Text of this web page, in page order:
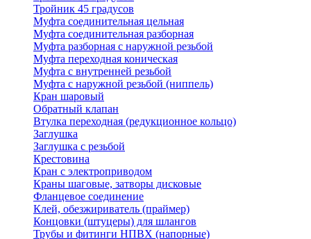
Тройник 45 градусов
Муфта соединительная цельная
Муфта соединительная разборная
Муфта разборная с наружной резьбой
Муфта переходная коническая
Муфта с внутренней резьбой
Муфта с наружной резьбой (ниппель)
Кран шаровый
Обратный клапан
Втулка переходная (редукционное кольцо)
Заглушка
Заглушка с резьбой
Крестовина
Кран с электроприводом
Краны шаговые, затворы дисковые
Фланцевое соединение
Клей, обезжириватель (праймер)
Концовки (штуцеры) для шлангов
Трубы и фитинги НПВХ (напорные)